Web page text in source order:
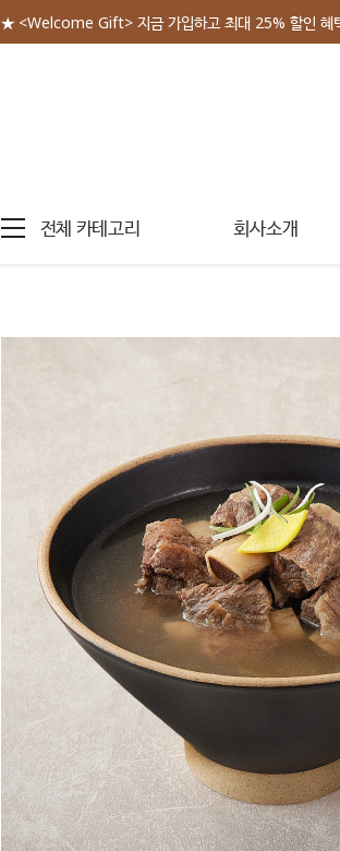
★ <Welcome Gift> 지금 가입하고 최대 25% 할인 혜
전체 카테고리 회사소개